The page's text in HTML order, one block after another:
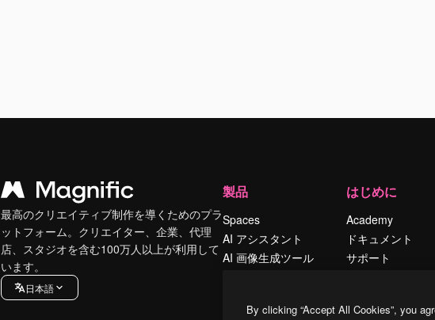
最高のクリエイティブ制作を導くためのプラ
ットフォーム。クリエイター、企業、代理
店、スタジオを含む100万人以上が利用して
います。
日本語
製品
Spaces
AI アシスタント
AI 画像生成ツール
ストックコンテン
はじめに
Academy
ドキュメント
サポート
シー
By clicking “Accept All Cookies”, you